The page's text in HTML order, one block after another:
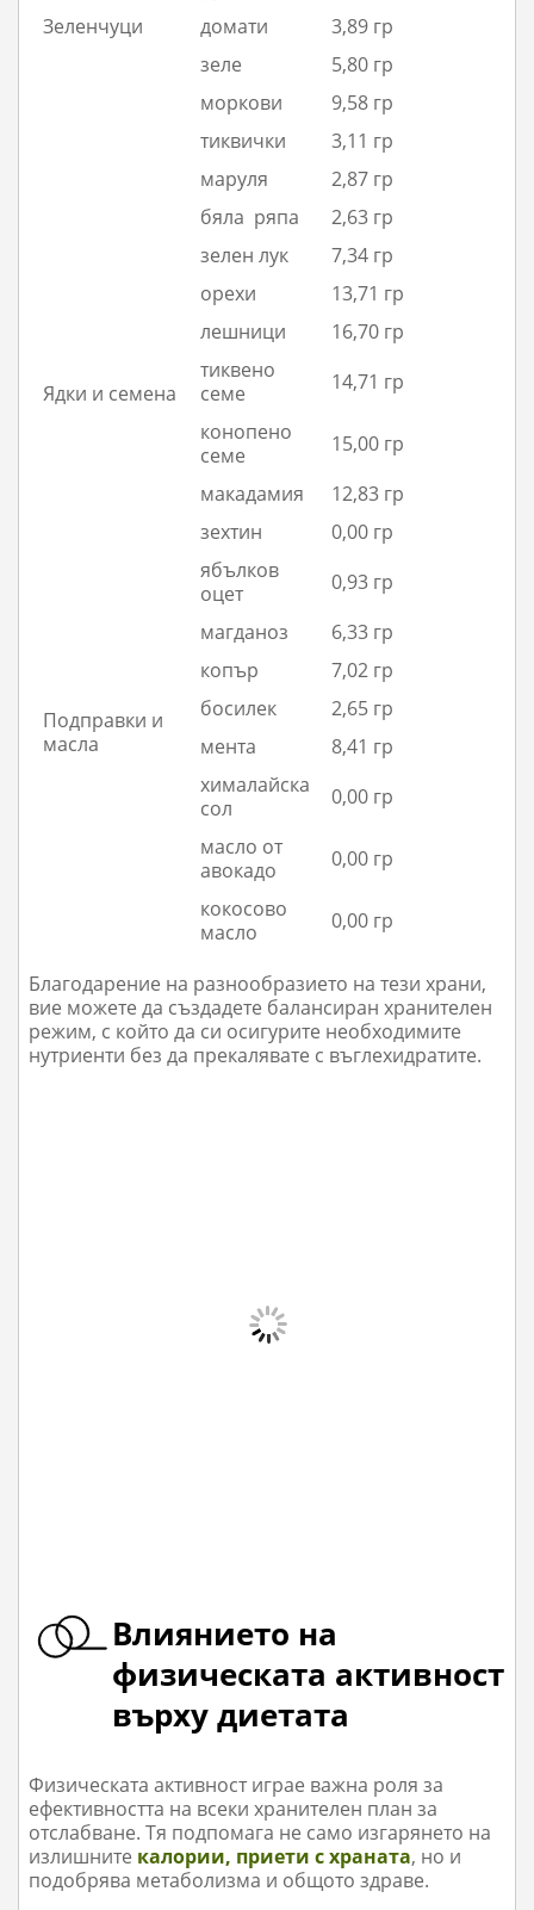
Зеленчуци
домати
3,89 гр
зеле
5,80 гр
моркови
9,58 гр
тиквички
3,11 гр
маруля
2,87 гр
бяла ряпа
2,63 гр
зелен лук
7,34 гр
Ядки и семена
орехи
13,71 гр
лешници
16,70 гр
тиквено
семе
14,71 гр
конопено
семе
15,00 гр
макадамия
12,83 гр
Подправки и
масла
зехтин
0,00 гр
ябълков
оцет
0,93 гр
магданоз
6,33 гр
копър
7,02 гр
босилек
2,65 гр
мента
8,41 гр
хималайска
сол
0,00 гр
масло от
авокадо
0,00 гр
кокосово
масло
0,00 гр
Благодарение на разнообразието на тези храни,
вие можете да създадете балансиран хранителен
режим, с който да си осигурите необходимите
нутриенти без да прекалявате с въглехидратите.
Влиянието на
физическата активност
върху диетата
Физическата активност играе важна роля за
ефективността на всеки хранителен план за
отслабване. Тя подпомага не само изгарянето на
излишните калории, приети с храната, но и
подобрява метаболизма и общото здраве.